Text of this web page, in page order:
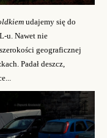
udajemy się do
u. Nawet nie
geograficznej
Padał deszcz